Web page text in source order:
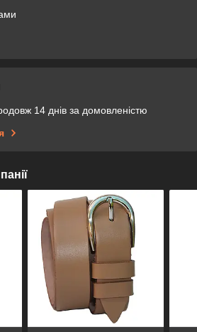
14 днів за домовленістю